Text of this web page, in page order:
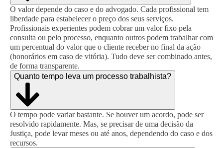
O valor depende do caso e do advogado. Cada profissional tem
liberdade para estabelecer o preço dos seus serviços.
Profissionais experientes podem cobrar um valor fixo pela
consulta ou pelo processo, enquanto outros podem trabalhar com
um percentual do valor que o cliente receber no final da ação
(honorários em caso de vitória). Tudo deve ser combinado antes,
de forma transparente.
Quanto tempo leva um processo trabalhista?
O tempo pode variar bastante. Se houver um acordo, pode ser
resolvido rapidamente. Mas, se precisar de uma decisão da
Justiça, pode levar meses ou até anos, dependendo do caso e dos
recursos.